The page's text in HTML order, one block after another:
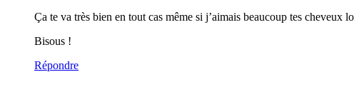
Ça te va très bien en tout cas même si j’aimais beaucoup tes cheveux
Bisous !
Répondre